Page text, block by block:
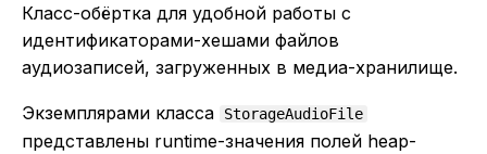
Класс-обёртка для удобной работы с
идентификаторами-хешами файлов
аудиозаписей, загруженных в медиа-хранилище.
Экземплярами класса StorageAudioFile
представлены runtime-значения полей heap-